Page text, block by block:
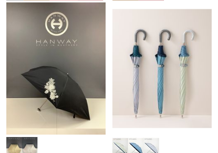
セー 送料無 ギフト
向け
WOME